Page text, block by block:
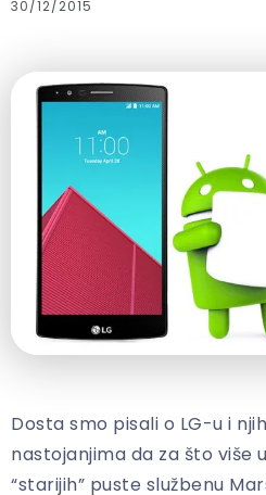
30/12/2015
Dosta smo pisali o LG-u i
nastojanjima da za što više
“starijih” puste službenu